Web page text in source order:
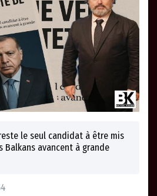
le seul candidat à être mis
Balkans avancent à grande